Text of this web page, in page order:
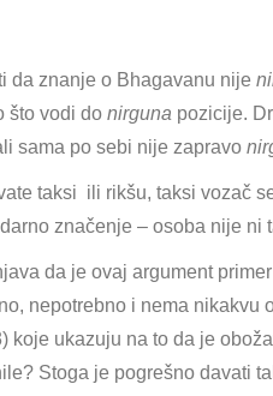
nirguna
da znanje o Bhagavanu nije
što vodi do nirguna pozicije.
sama po sebi nije zapravo
taksi ili rikšu, taksi vozač
značenje – osoba nije ni
da je ovaj argument
nepotrebno i nema nikakvu
koje ukazuju na to da je
Stoga je pogrešno davati